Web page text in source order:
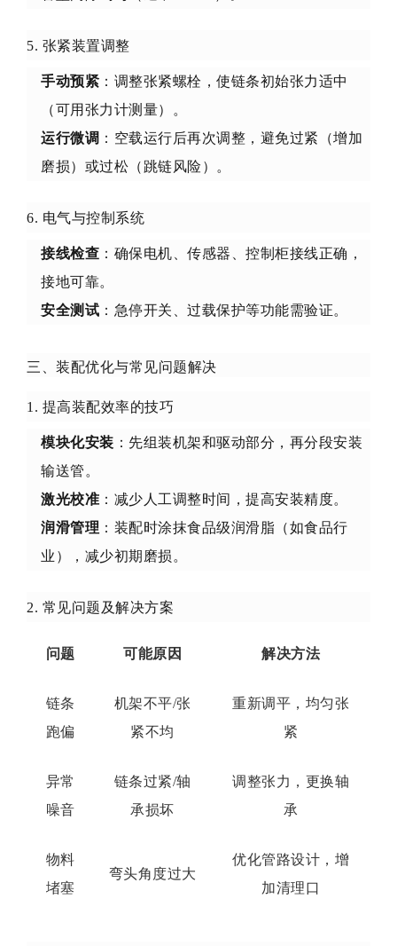
5. 张紧装置调整
手动预紧 ：调整张紧螺栓，使链条初始张力适中
（可用张力计测量）。
运行微调 ：空载运行后再次调整，避免过紧（增加
磨损）或过松（跳链风险）。
6. 电气与控制系统
接线检查 ：确保电机、传感器、控制柜接线正确，
接地可靠。
安全测试 ：急停开关、过载保护等功能需验证。
三、装配优化与常见问题解决
1. 提高装配效率的技巧
模块化安装 ：先组装机架和驱动部分，再分段安装
输送管。
激光校准 ：减少人工调整时间，提高安装精度。
润滑管理 ：装配时涂抹食品级润滑脂（如食品行
业），减少初期磨损。
2. 常见问题及解决方案
问题 可能原因 解决方法
链条
跑偏
机架不平/张
紧不均
重新调平，均匀张
紧
异常
噪音
链条过紧/轴
承损坏
调整张力，更换轴
承
物料
堵塞
弯头角度过大
优化管路设计，增
加清理口